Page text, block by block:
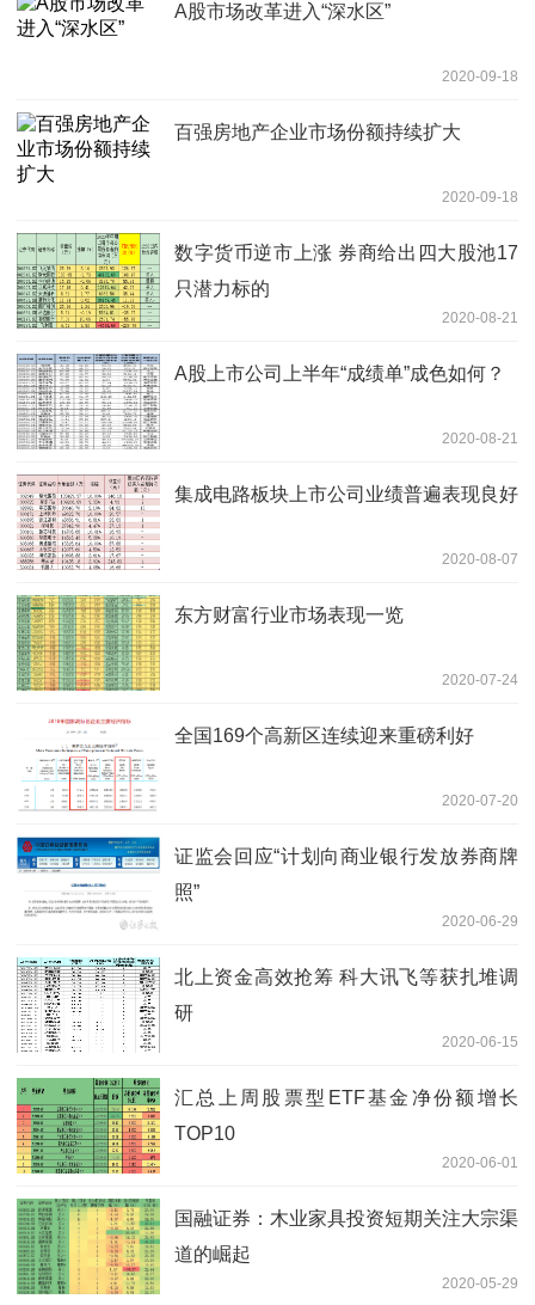
A股市场改革进入“深水区”
2020-09-18
百强房地产企业市场份额持续扩大
2020-09-18
数字货币逆市上涨 券商给出四大股池17
只潜力标的
2020-08-21
A股上市公司上半年“成绩单”成色如何？
2020-08-21
集成电路板块上市公司业绩普遍表现良好
2020-08-07
东方财富行业市场表现一览
2020-07-24
全国169个高新区连续迎来重磅利好
2020-07-20
证监会回应“计划向商业银行发放券商牌
照”
2020-06-29
北上资金高效抢筹 科大讯飞等获扎堆调
研
2020-06-15
汇总上周股票型ETF基金净份额增长
TOP10
2020-06-01
国融证券：木业家具投资短期关注大宗渠
道的崛起
2020-05-29